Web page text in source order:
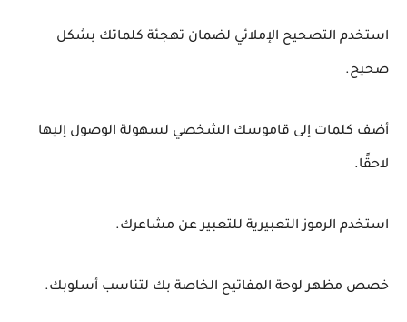
استخدم التصحيح الإملائي لضمان تهجئة كلماتك بشكل
صحيح.
أضف كلمات إلى قاموسك الشخصي لسهولة الوصول إليها
لاحقًا.
استخدم الرموز التعبيرية للتعبير عن مشاعرك.
خصص مظهر لوحة المفاتيح الخاصة بك لتناسب أسلوبك.